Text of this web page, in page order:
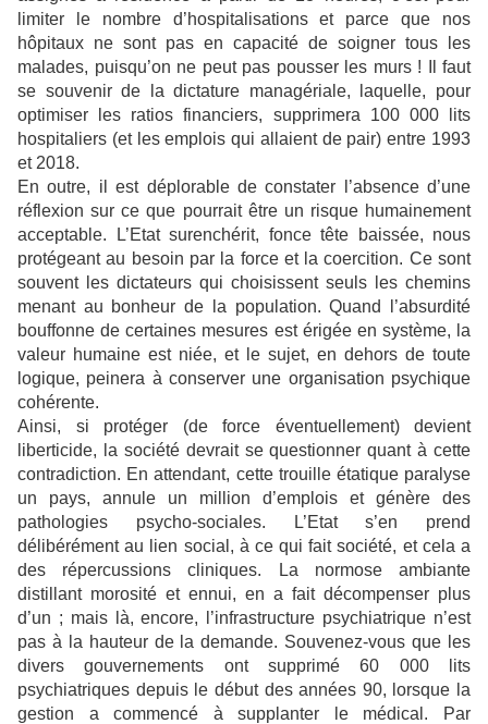
limiter le nombre d’hospitalisations et parce que nos
hôpitaux ne sont pas en capacité de soigner tous les
malades, puisqu’on ne peut pas pousser les murs ! Il faut
se souvenir de la dictature managériale, laquelle, pour
optimiser les ratios financiers, supprimera 100 000 lits
hospitaliers (et les emplois qui allaient de pair) entre 1993
et 2018.
En outre, il est déplorable de constater l’absence d’une
réflexion sur ce que pourrait être un risque humainement
acceptable. L’Etat surenchérit, fonce tête baissée, nous
protégeant au besoin par la force et la coercition. Ce sont
souvent les dictateurs qui choisissent seuls les chemins
menant au bonheur de la population. Quand l’absurdité
bouffonne de certaines mesures est érigée en système, la
valeur humaine est niée, et le sujet, en dehors de toute
logique, peinera à conserver une organisation psychique
cohérente.
Ainsi, si protéger (de force éventuellement) devient
liberticide, la société devrait se questionner quant à cette
contradiction. En attendant, cette trouille étatique paralyse
un pays, annule un million d’emplois et génère des
pathologies psycho-sociales. L’Etat s’en prend
délibérément au lien social, à ce qui fait société, et cela a
des répercussions cliniques. La normose ambiante
distillant morosité et ennui, en a fait décompenser plus
d’un ; mais là, encore, l’infrastructure psychiatrique n’est
pas à la hauteur de la demande. Souvenez-vous que les
divers gouvernements ont supprimé 60 000 lits
psychiatriques depuis le début des années 90, lorsque la
gestion a commencé à supplanter le médical. Par